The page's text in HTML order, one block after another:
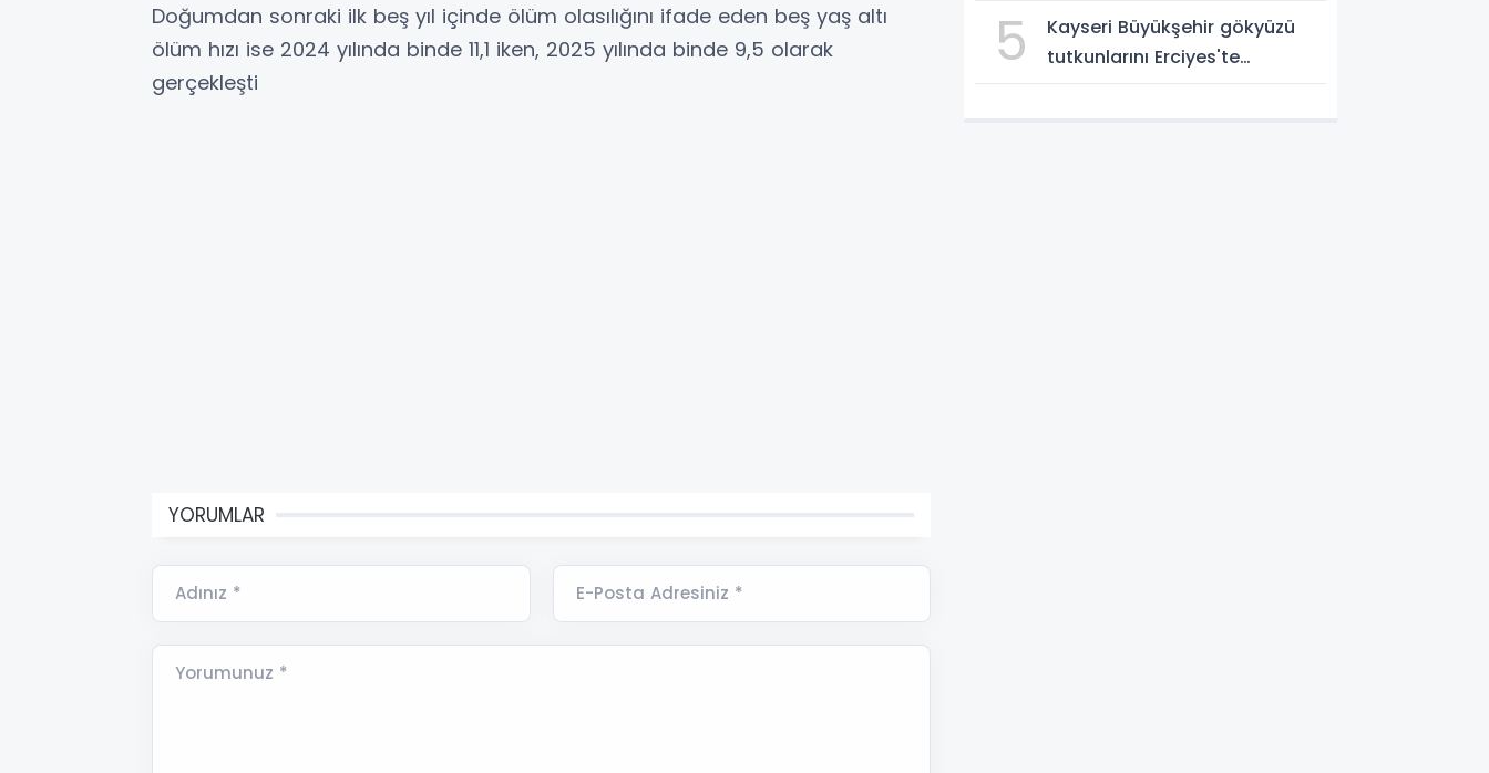
Doğumdan sonraki ilk beş yıl içinde ölüm olasılığını ifade eden beş yaş altı
ölüm hızı ise 2024 yılında binde 11,1 iken, 2025 yılında binde 9,5 olarak
gerçekleşti
YORUMLAR
Adınız * E-Posta Adresiniz *
Yorumunuz *
5
Kayseri Büyükşehir gökyüzü
tutkunlarını Erciyes'te